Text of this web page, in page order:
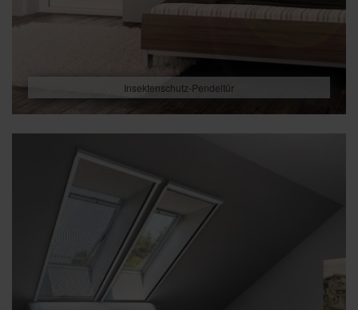
Insektenschutz-Pendeltür